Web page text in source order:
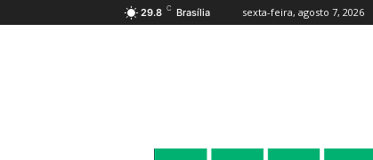
29.8 C Brasília sexta-feira, agosto 7, 2026